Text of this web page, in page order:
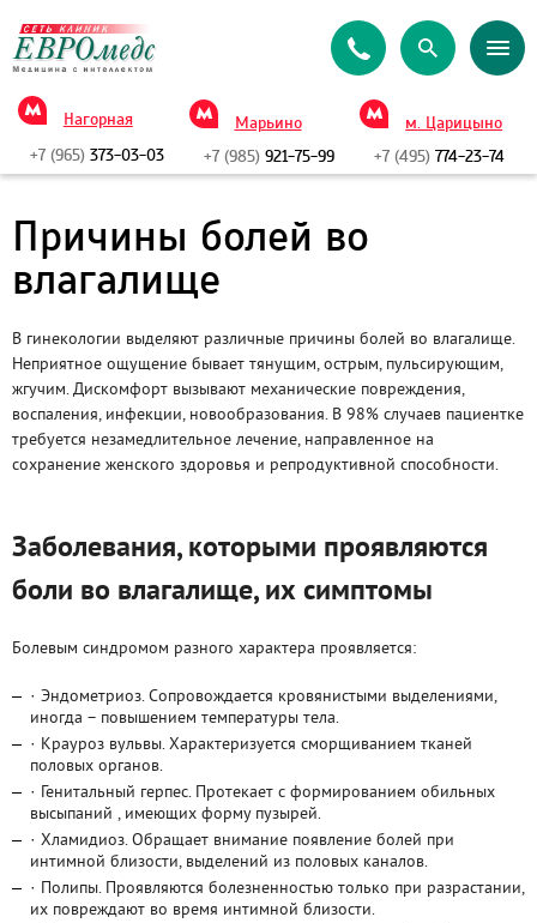
Нагорная
+7 (965) 373-03-03
Марьино
+7 (985)921-75-99
м. Царицыно
+7 (495) 774-23-74
Причины болей во
влагалище
В гинекологии выделяют различные причины болей во влагалище.
Неприятное ощущение бывает тянущим, острым, пульсирующим,
жгучим. Дискомфорт вызывают механические повреждения,
воспаления, инфекции, новообразования. В 98% случаев пациентке
требуется незамедлительное лечение, направленное на
сохранение женского здоровья и репродуктивной способности.
Заболевания, которыми проявляются
боли во влагалище, их симптомы
Болевым синдромом разного характера проявляется:
· Эндометриоз. Сопровождается кровянистыми выделениями,
иногда – повышением температуры тела.
· Крауроз вульвы. Характеризуется сморщиванием тканей
половых органов.
· Генитальный герпес. Протекает с формированием обильных
высыпаний , имеющих форму пузырей.
· Хламидиоз. Обращает внимание появление болей при
интимной близости, выделений из половых каналов.
· Полипы. Проявляются болезненностью только при разрастании,
их повреждают во время интимной близости.